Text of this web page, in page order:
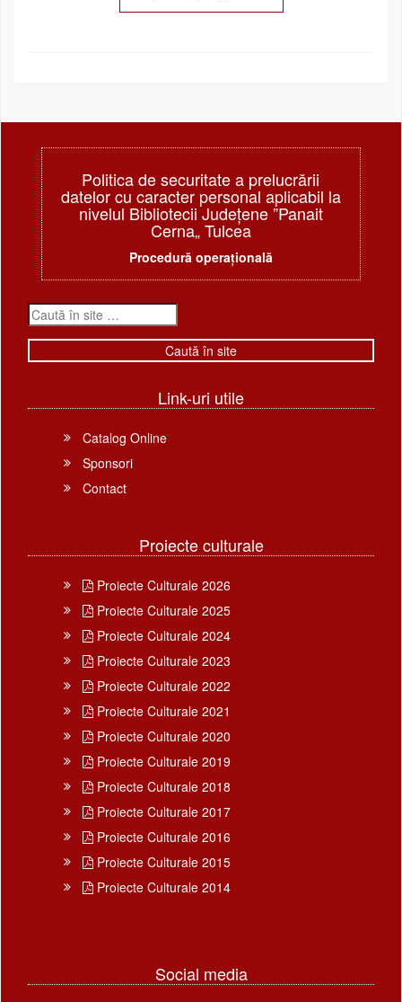
Politica de securitate a prelucrării
datelor cu caracter personal aplicabil la
nivelul Bibliotecii Judeţene ”Panait
Cerna„ Tulcea
Procedură operațională
Link-uri utile
Catalog Online
Sponsori
Contact
Proiecte culturale
Proiecte Culturale 2026
Proiecte Culturale 2025
Proiecte Culturale 2024
Proiecte Culturale 2023
Proiecte Culturale 2022
Proiecte Culturale 2021
Proiecte Culturale 2020
Proiecte Culturale 2019
Proiecte Culturale 2018
Proiecte Culturale 2017
Proiecte Culturale 2016
Proiecte Culturale 2015
Proiecte Culturale 2014
Social media